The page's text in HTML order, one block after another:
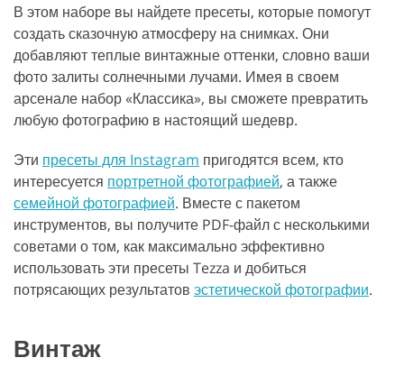
В этом наборе вы найдете пресеты, которые помогут
создать сказочную атмосферу на снимках. Они
добавляют теплые винтажные оттенки, словно ваши
фото залиты солнечными лучами. Имея в своем
арсенале набор «Классика», вы сможете превратить
любую фотографию в настоящий шедевр.
Эти пресеты для Instagram пригодятся всем, кто
интересуется портретной фотографией, а также
семейной фотографией. Вместе с пакетом
инструментов, вы получите PDF-файл с несколькими
советами о том, как максимально эффективно
использовать эти пресеты Tezza и добиться
потрясающих результатов эстетической фотографии.
Винтаж